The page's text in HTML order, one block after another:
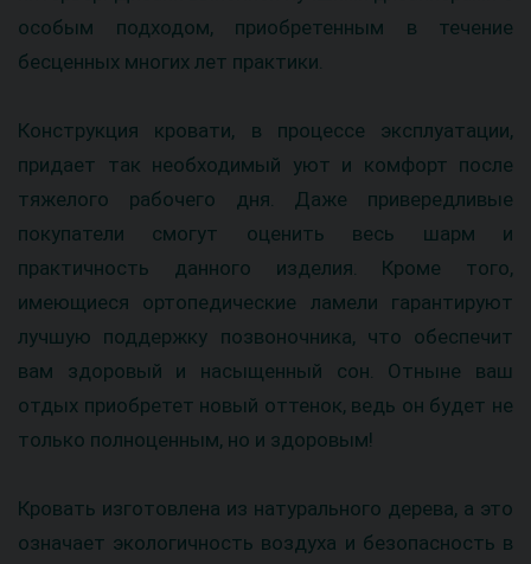
особым подходом, приобретенным в течение
бесценных многих лет практики.
Конструкция кровати, в процессе эксплуатации,
придает так необходимый уют и комфорт после
тяжелого рабочего дня. Даже привередливые
покупатели смогут оценить весь шарм и
практичность данного изделия. Кроме того,
имеющиеся ортопедические ламели гарантируют
лучшую поддержку позвоночника, что обеспечит
вам здоровый и насыщенный сон. Отныне ваш
отдых приобретет новый оттенок, ведь он будет не
только полноценным, но и здоровым!
Кровать изготовлена из натурального дерева, а это
означает экологичность воздуха и безопасность в